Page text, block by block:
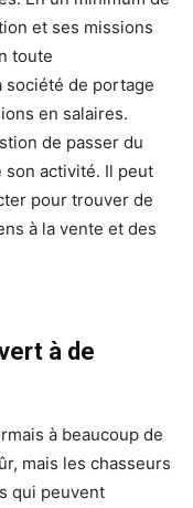
et ses missions
toute
société de portage
en salaires.
de passer du
son activité. Il peut
pour trouver de
à la vente et des
à de
à beaucoup de
mais les chasseurs
qui peuvent